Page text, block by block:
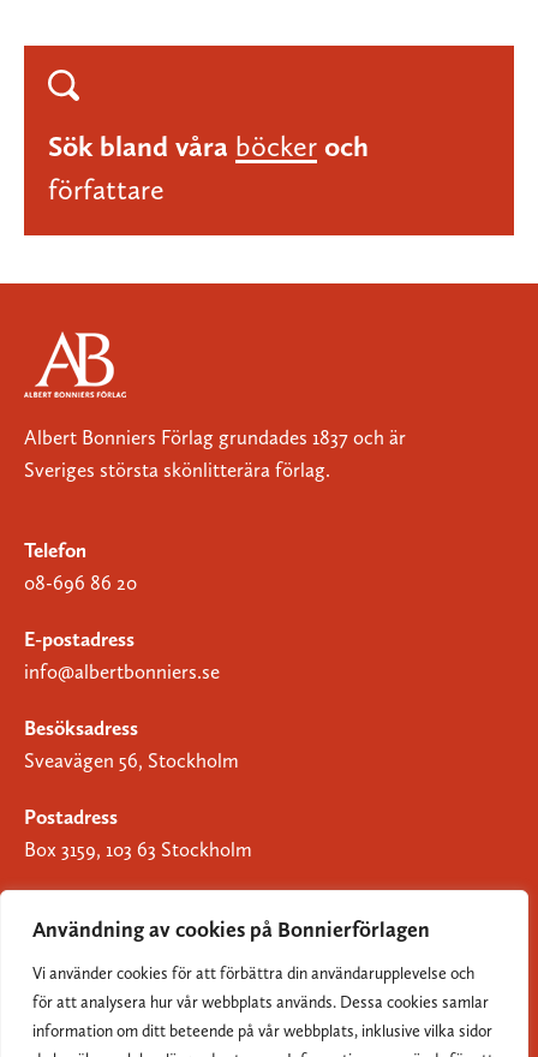
Användning av cookies på Bonnierförlagen
Vi använder cookies för att förbättra din användarupplevelse och
för att analysera hur vår webbplats används. Dessa cookies samlar
information om ditt beteende på vår webbplats, inklusive vilka sidor
Sök bland våra böcker och
författare
Albert Bonniers Förlag grundades 1837 och är
Sveriges största skönlitterära förlag.
Telefon
08-696 86 20
E-postadress
info@albertbonniers.se
Besöksadress
Sveavägen 56, Stockholm
Postadress
Box 3159, 103 63 Stockholm
Om Bonnierförlagen
Cookies